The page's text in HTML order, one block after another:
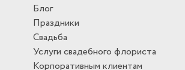
Блог
Праздники
Свадьба
Услуги свадебного флориста
Корпоративным клиентам